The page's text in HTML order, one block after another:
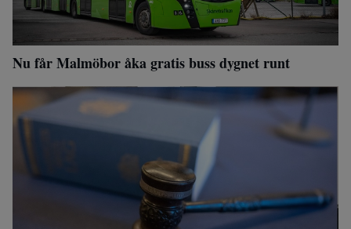
Nu får Malmöbor åka gratis buss dygnet runt